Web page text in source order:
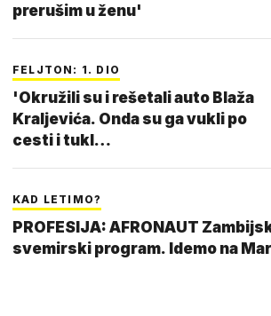
prerušim u ženu'
FELJTON: 1. DIO
'Okružili su i rešetali auto Blaža
Kraljevića. Onda su ga vukli po
cesti i tukl…
KAD LETIMO?
PROFESIJA: AFRONAUT
svemirski program. Idemo na